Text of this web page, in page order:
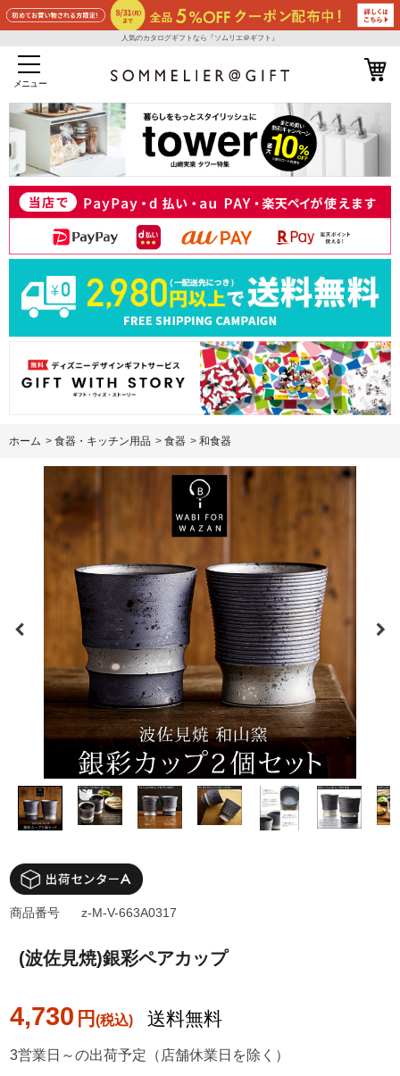
人気のカタログギフトなら『ソムリエ＠ギフト』
メニュー
ホーム > 食器・キッチン用品 > 食器 > 和食器
(波佐見焼)銀彩ペアカップ
4,730 円 送料無料
商品番号 z-M-V-663A0317
3営業日～の出荷予定（店舗休業日を除く）